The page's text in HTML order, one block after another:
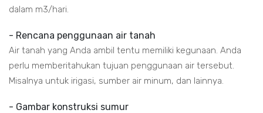
dalam m3/hari.
- Rencana penggunaan air tanah
Air tanah yang Anda ambil tentu memiliki kegunaan. Anda
perlu memberitahukan tujuan penggunaan air tersebut.
Misalnya untuk irigasi, sumber air minum, dan lainnya.
- Gambar konstruksi sumur